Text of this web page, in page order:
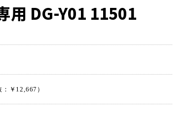
用 DG-Y01 11501
：￥12,667）